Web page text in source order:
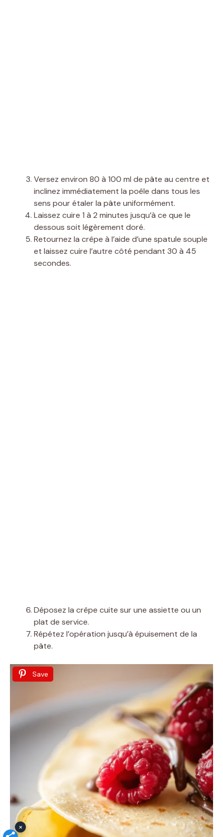
Versez environ 80 à 100 ml de pâte au centre et
inclinez immédiatement la poêle dans tous les
sens pour étaler la pâte uniformément.
Laissez cuire 1 à 2 minutes jusqu’à ce que le
dessous soit légèrement doré.
Retournez la crêpe à l’aide d’une spatule souple
et laissez cuire l’autre côté pendant 30 à 45
secondes.
Déposez la crêpe cuite sur une assiette ou un
plat de service.
Répétez l’opération jusqu’à épuisement de la
pâte.
Save
×